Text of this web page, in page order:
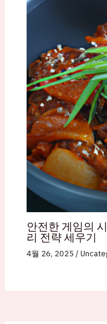
안전한 게임의
리 전략 세우기
4월 26, 2025/